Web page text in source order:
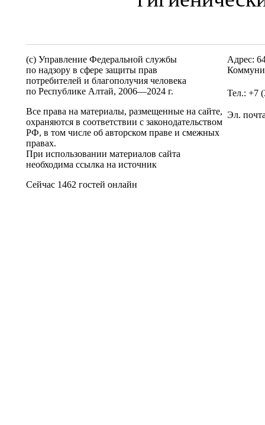
(c) Управление Федеральной службы
по надзору в сфере защиты прав
потребителей и благополучия человека
по Республике Алтай, 2006—2024 г.
Все права на материалы, размещенные на сайте,
охраняются в соответствии с законодательством
РФ, в том числе об авторском праве и смежных
правах.
При использовании материалов сайта
необходима ссылка на источник
Сейчас 1462 гостей онлайн
Адрес:
Тел.: +7
Эл.